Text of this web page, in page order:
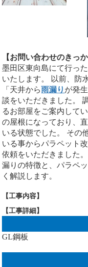
【お問い合わせのきっか
墨田区東向島にて行っ
いたします。 以前、防
「天井から雨漏り が発
談をいただきました。
るお部屋をご案内して
の屋根になっており、
いる状態でした。 その
いる事からパラペット
依頼をいただきました
漏りの特徴と、パラペ
く解説します。
【工事内容】
【工事詳細】
GL鋼板